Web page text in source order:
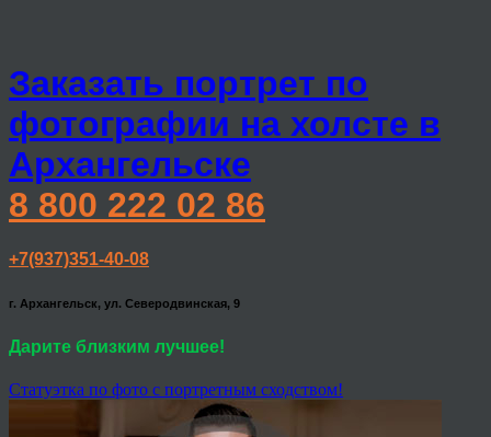
Заказать портрет по
фотографии на холсте в
Архангельске
8 800 222 02 86
+7(937)351-40-08
г. Архангельск, ул. Северодвинская, 9
Дарите близким лучшее!
Статуэтка по фото с портретным сходством!